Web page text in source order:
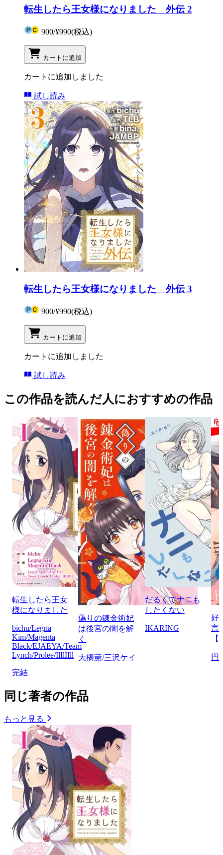
転生したら王女様になりました 外伝 2
900/¥990(税込)
カートに追加
カートに追加しました
試し読み
転生したら王女様になりました 外伝 3
900/¥990(税込)
カートに追加
カートに追加しました
試し読み
この作品を読んだ人におすすめの作品
転生したら王女
様になりました
bichu/Legna
Kim/Magenta
Black/EJAEYA/Team
Lynch/Prolee/IlIlIIll
完結
偽りの錬金術妃
は後宮の闇を解
く
大橋薫/三沢ケイ
だるくてナニも
したくない
IKARING
好
言
円
同じ著者の作品
もっと見る